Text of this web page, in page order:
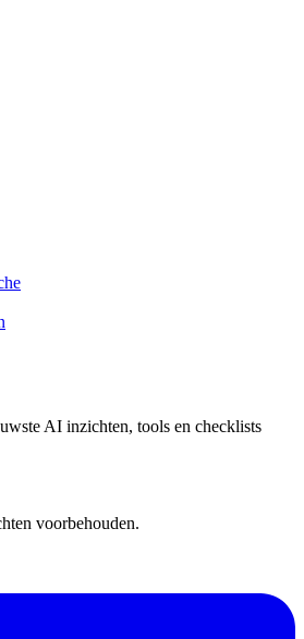
AI inzichten, tools en checklists
voorbehouden.